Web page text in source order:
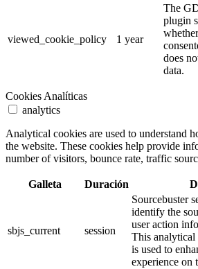
viewed_cookie_policy 1 year
The
plugin
does
data.
Cookies Analíticas
analytics
Analytical cookies are used to understand
the website. These cookies help provide
number of visitors, bounce rate, traffic
Galleta Duración
sbjs_current session
Sourcebuster
identify the
user action
This analytical
is used to
experience on